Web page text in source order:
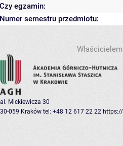
Czy egzamin:
Numer semestru przedmiotu:
al. Mickiewicza 30
30-059 Kraków tel: +48 12 617 22 22